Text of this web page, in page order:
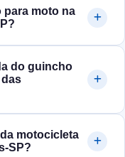
moto na
do guincho
motocicleta